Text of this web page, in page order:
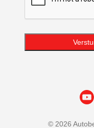
©2026